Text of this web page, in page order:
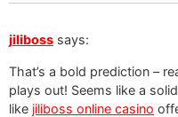
jiliboss says:
That’s a bold prediction –
plays out! Seems like a
like jiliboss online casino